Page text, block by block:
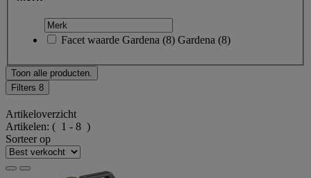
Facet waarde Gardena (8) Gardena (8)
Toon alle producten.
Filters 8
Artikeloverzicht
Artikelen: ( 1 - 8 )
Sorteer op